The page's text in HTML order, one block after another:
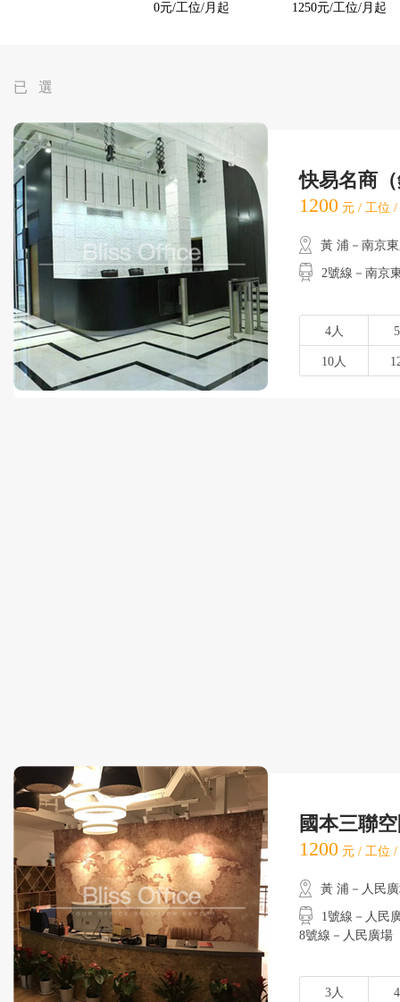
0元/工位/月起 1250元/工位/月起
已 選
快易名商
1200 元 / 工位
黃 浦－南京
2號線－南京東
4人
10人
國本三聯
1200 元 / 工位
黃 浦－人民
1號線－人民廣
8號線－人民廣場
3人